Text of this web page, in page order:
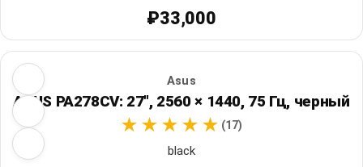
₽33,000
Asus
ASUS PA278CV: 27", 2560 × 1440, 75 Гц, черный
(17)
black